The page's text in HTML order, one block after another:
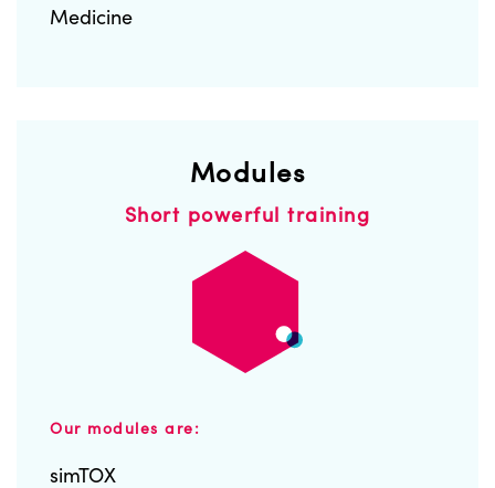
Medicine
Modules
Short powerful training
Our modules are:
simTOX